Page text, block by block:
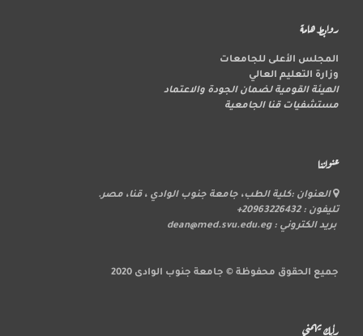
روابط هامة
المجلس الأعلى للجامعات
وزارة التعليم العالي
الهيئة القومية لضمان الجودة والاعتماد
مستشفيات قنا الجامعية
عنواننا
العنوان :كلية الطب، جامعة جنوب الوادي ، قنا، مصر.
تليفون : 20963226432+
بريد الكتروني : dean@med.svu.edu.eg
جميع الحقوق محفوظة © جامعة جنوب الوادى 2020
رأيك يهمني